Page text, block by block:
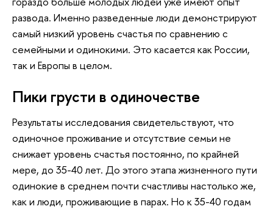
развода. Именно разведенные люди демонстрируют
самый низкий уровень счастья по сравнению с
семейными и одинокими. Это касается как России,
так и Европы в целом.
Пики грусти в одиночестве
Результаты исследования свидетельствуют, что
одиночное проживание и отсутствие семьи не
снижает уровень счастья постоянно, по крайней
мере, до 35-40 лет. До этого этапа жизненного пути
одинокие в среднем почти счастливы настолько же,
как и люди, проживающие в парах. Но к 35-40 годам